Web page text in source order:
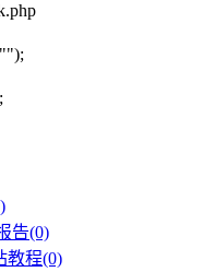
告(0)
教程(0)